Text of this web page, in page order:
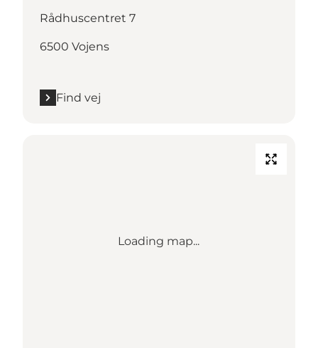
Rådhuscentret 7
6500 Vojens
Find vej
Loading map...